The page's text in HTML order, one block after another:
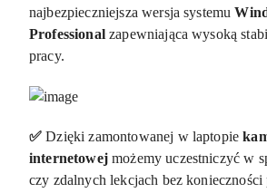
najbezpieczniejsza wersja systemu
Professionalzapewniająca wysoką
pracy.
✅Dzięki zamontowanej w laptopie
internetowejmożemy uczestniczyć w
czy zdalnych lekcjach bez konieczności